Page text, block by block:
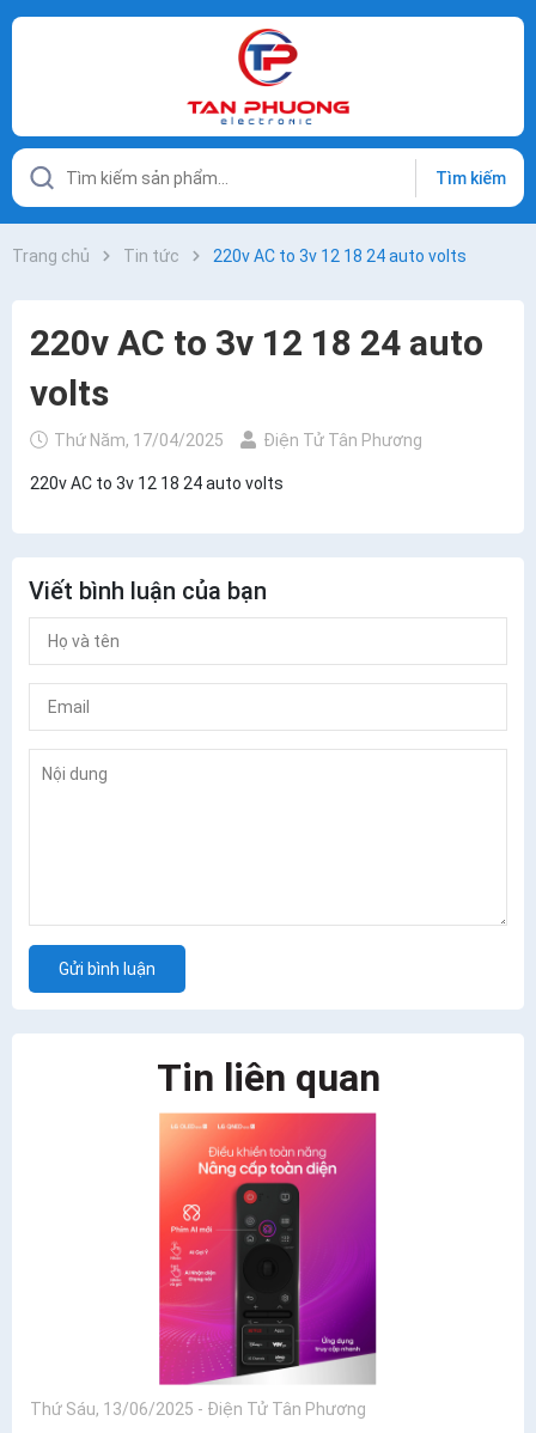
Tìm kiếm
Trang chủ Tin tức 220v AC to 3v 12 18 24 auto volts
220v AC to 3v 12 18 24 auto
volts
Thứ Năm, 17/04/2025 Điện Tử Tân Phương
220v AC to 3v 12 18 24 auto volts
Viết bình luận của bạn
Gửi bình luận
Tin liên quan
Thứ Sáu, 13/06/2025 - Điện Tử Tân Phương